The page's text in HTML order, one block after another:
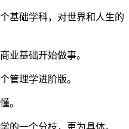
基础学科，对世界和人生的
业基础开始做事。
管理学进阶版。
。
的一个分枝，更为具体。